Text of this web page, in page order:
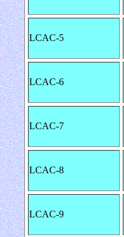
LCAC-5
LCAC-6
LCAC-7
LCAC-8
LCAC-9